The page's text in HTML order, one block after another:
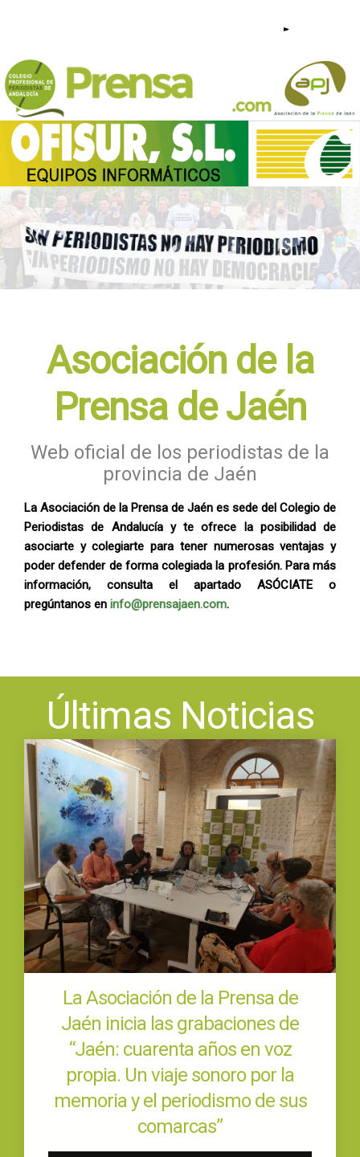
COMUNICACIÓN
Asociación de la
Prensa de Jaén
Web oficial de los periodistas de la
provincia de Jaén
La Asociación de la Prensa de Jaén es sede del Colegio de
Periodistas de Andalucía y te ofrece la posibilidad de
asociarte y colegiarte para tener numerosas ventajas y
poder defender de forma colegiada la profesión. Para más
información, consulta el apartado ASÓCIATE o
pregúntanos en info@prensajaen.com.
Últimas Noticias
La Asociación de la Prensa de
Jaén inicia las grabaciones de
“Jaén: cuarenta años en voz
propia. Un viaje sonoro por la
memoria y el periodismo de sus
comarcas”